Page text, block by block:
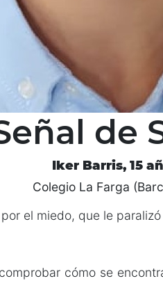
de
Iker Barris, 15
Colegio La Farga
el miedo, que le paralizó
cómo se